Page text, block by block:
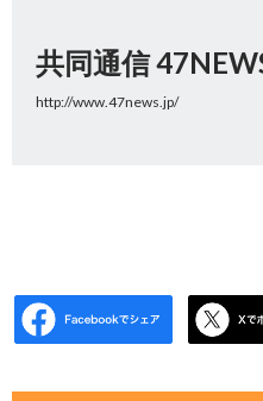
共同通信
http://www.47news.jp/